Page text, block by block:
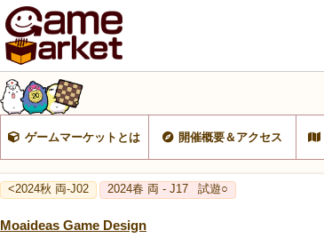
ゲームマーケットとは 開催概要＆アクセス
<2024秋 両-J02 2024春 両 - J17 試遊○
Moaideas Game Design